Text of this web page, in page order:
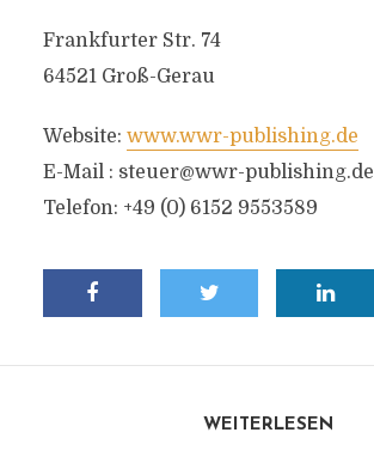
Frankfurter Str. 74
64521 Groß-Gerau
Website: www.wwr-publishing.de
E-Mail : steuer@wwr-publishing.de
Telefon: +49 (0) 6152 9553589
WEITERLESEN